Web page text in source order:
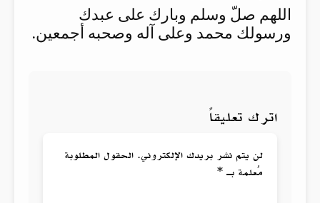
اللهم صلّ وسلم وبارك على عبدك
ورسولك محمد وعلى آله وصحبه أجمعين.
اترك تعليقاً
لن يتم نشر بريدك الإلكتروني. الحقول المطلوبة
مُعلمة بـ *